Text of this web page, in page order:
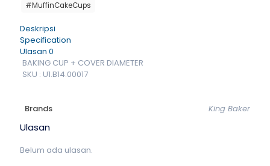
#MuffinCakeCups
Deskripsi
Specification
Ulasan 0
BAKING CUP + COVER DIAMETER
SKU : U1.B14.00017
Brands King Baker
Ulasan
Belum ada ulasan.